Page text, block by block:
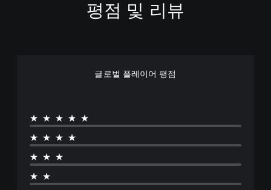
평점 및 리뷰
글로벌 플레이어 평점
★★★★★
★★★★
★★★
★★